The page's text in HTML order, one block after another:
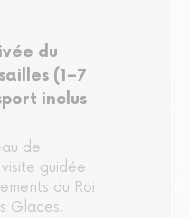
du
(1–7
inclus
de
guidée
du Roi
Glaces.